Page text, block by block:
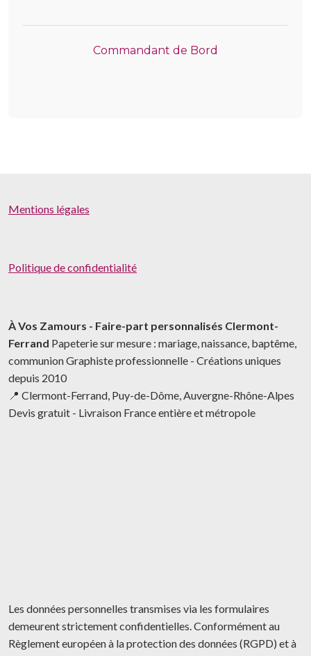
Commandant de Bord
Mentions légales
Politique de confidentialité
À Vos Zamours - Faire-part personnalisés Clermont-
Ferrand Papeterie sur mesure : mariage, naissance, baptême,
communion Graphiste professionnelle - Créations uniques
depuis 2010
📍 Clermont-Ferrand, Puy-de-Dôme, Auvergne-Rhône-Alpes
Devis gratuit - Livraison France entière et métropole
Les données personnelles transmises via les formulaires
demeurent strictement confidentielles. Conformément au
Règlement européen à la protection des données (RGPD) et à